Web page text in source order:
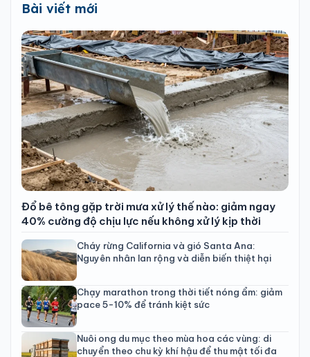
Bài viết mới
Đổ bê tông gặp trời mưa xử lý thế nào: giảm ngay
40% cường độ chịu lực nếu không xử lý kịp thời
Cháy rừng California và gió Santa Ana:
Nguyên nhân lan rộng và diễn biến thiệt hại
Chạy marathon trong thời tiết nóng ẩm: giảm
pace 5-10% để tránh kiệt sức
Nuôi ong du mục theo mùa hoa các vùng: di
chuyển theo chu kỳ khí hậu để thu mật tối đa